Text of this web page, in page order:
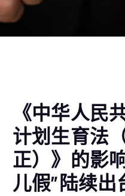
《中华人民
计划生育法
正）》的影
儿假”陆续出